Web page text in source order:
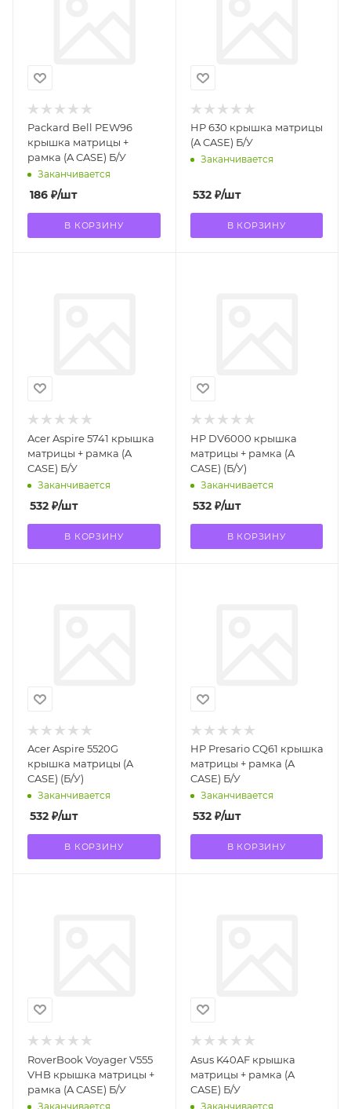
Packard Bell PEW96
крышка матрицы +
рамка (A CASE) Б/У
Заканчивается
186 ₽/шт
В КОРЗИНУ
HP 630 крышка матрицы
(A CASE) Б/У
Заканчивается
532₽/шт
В КОРЗИНУ
Acer Aspire 5741 крышка
матрицы + рамка (A
CASE) Б/У
Заканчивается
532 ₽/шт
В КОРЗИНУ
HP DV6000 крышка
матрицы + рамка (A
CASE) (Б/У)
Заканчивается
532₽/шт
В КОРЗИНУ
Acer Aspire 5520G
крышка матрицы (A
CASE) (Б/У)
Заканчивается
532 ₽/шт
В КОРЗИНУ
HP Presario CQ61 крышка
матрицы + рамка (A
CASE) Б/У
Заканчивается
532₽/шт
В КОРЗИНУ
RoverBook Voyager V555
VHB крышка матрицы +
рамка (A CASE) Б/У
Заканчивается
Asus K40AF крышка
матрицы + рамка (A
CASE) Б/У
Заканчивается